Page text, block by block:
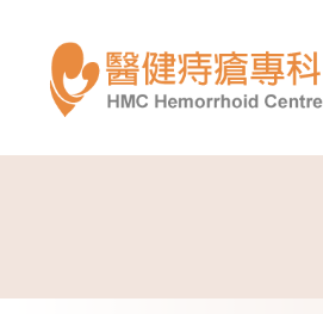
page
banner